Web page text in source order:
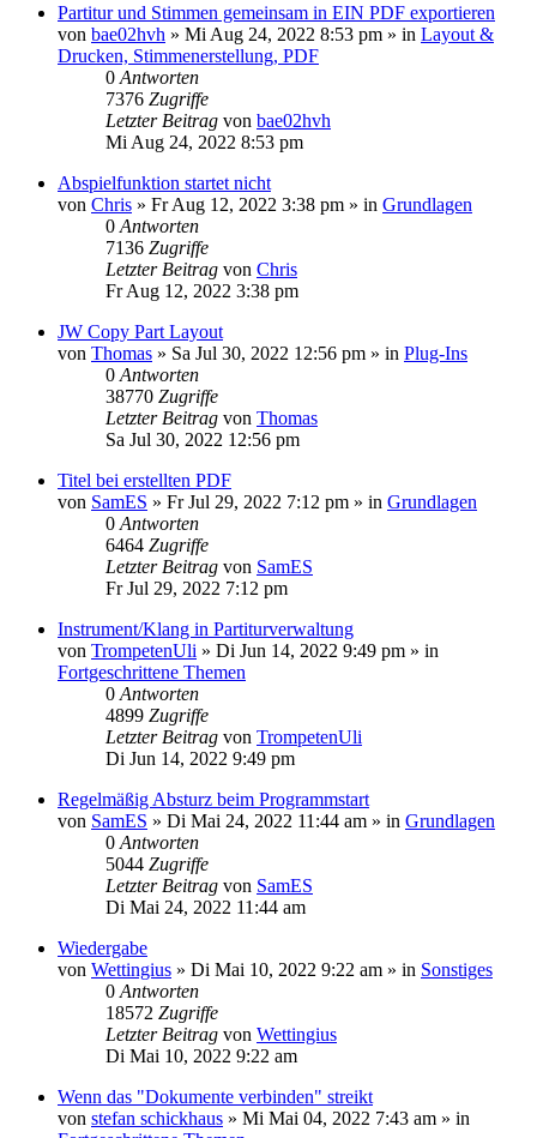
Partitur und Stimmen gemeinsam in EIN PDF exportieren
von bae02hvh » Mi Aug 24, 2022 8:53 pm » in Layout &
Drucken, Stimmenerstellung, PDF
0 Antworten
7376 Zugriffe
Letzter Beitrag von bae02hvh
Mi Aug 24, 2022 8:53 pm
Abspielfunktion startet nicht
von Chris » Fr Aug 12, 2022 3:38 pm » in Grundlagen
0 Antworten
7136 Zugriffe
Letzter Beitrag von Chris
Fr Aug 12, 2022 3:38 pm
JW Copy Part Layout
von Thomas » Sa Jul 30, 2022 12:56 pm » in Plug-Ins
0 Antworten
38770 Zugriffe
Letzter Beitrag von Thomas
Sa Jul 30, 2022 12:56 pm
Titel bei erstellten PDF
von SamES » Fr Jul 29, 2022 7:12 pm » in Grundlagen
0 Antworten
6464 Zugriffe
Letzter Beitrag von SamES
Fr Jul 29, 2022 7:12 pm
Instrument/Klang in Partiturverwaltung
von TrompetenUli » Di Jun 14, 2022 9:49 pm » in
Fortgeschrittene Themen
0 Antworten
4899 Zugriffe
Letzter Beitrag von TrompetenUli
Di Jun 14, 2022 9:49 pm
Regelmäßig Absturz beim Programmstart
von SamES » Di Mai 24, 2022 11:44 am » in Grundlagen
0 Antworten
5044 Zugriffe
Letzter Beitrag von SamES
Di Mai 24, 2022 11:44 am
Wiedergabe
von Wettingius » Di Mai 10, 2022 9:22 am » in Sonstiges
0 Antworten
18572 Zugriffe
Letzter Beitrag von Wettingius
Di Mai 10, 2022 9:22 am
Wenn das "Dokumente verbinden" streikt
von stefan schickhaus » Mi Mai 04, 2022 7:43 am » in